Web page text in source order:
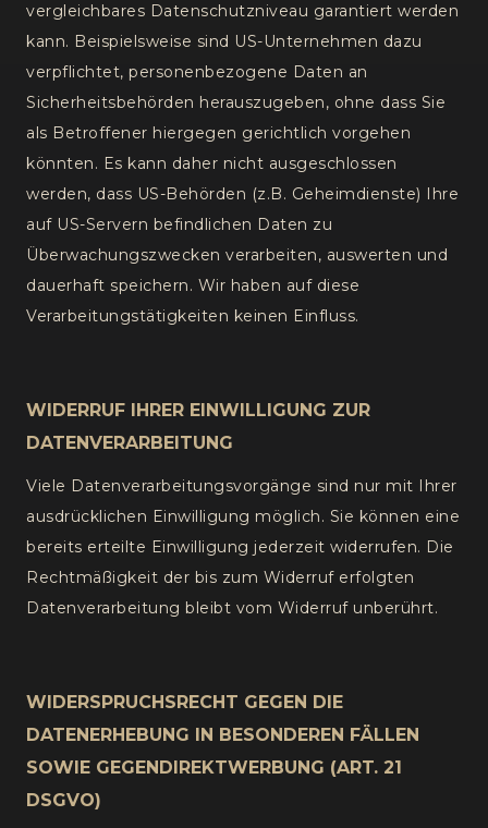
vergleichbares Datenschutzniveau garantiert werden
kann. Beispielsweise sind US-Unternehmen dazu
verpflichtet, personenbezogene Daten an
Sicherheitsbehörden herauszugeben, ohne dass Sie
als Betroffener hiergegen gerichtlich vorgehen
könnten. Es kann daher nicht ausgeschlossen
werden, dass US-Behörden (z.B. Geheimdienste) Ihre
auf US-Servern befindlichen Daten zu
Überwachungszwecken verarbeiten, auswerten und
dauerhaft speichern. Wir haben auf diese
Verarbeitungstätigkeiten keinen Einfluss.
WIDERRUF IHRER EINWILLIGUNG ZUR
DATENVERARBEITUNG
Viele Datenverarbeitungsvorgänge sind nur mit Ihrer
ausdrücklichen Einwilligung möglich. Sie können eine
bereits erteilte Einwilligung jederzeit widerrufen. Die
Rechtmäßigkeit der bis zum Widerruf erfolgten
Datenverarbeitung bleibt vom Widerruf unberührt.
WIDERSPRUCHSRECHT GEGEN DIE
DATENERHEBUNG IN BESONDEREN FÄLLEN
SOWIE GEGENDIREKTWERBUNG (ART. 21
DSGVO)